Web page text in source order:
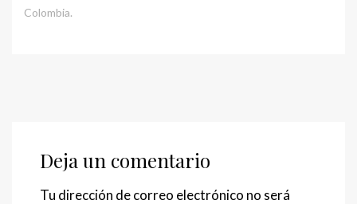
Colombia.
Deja un comentario
Tu dirección de correo electrónico no será